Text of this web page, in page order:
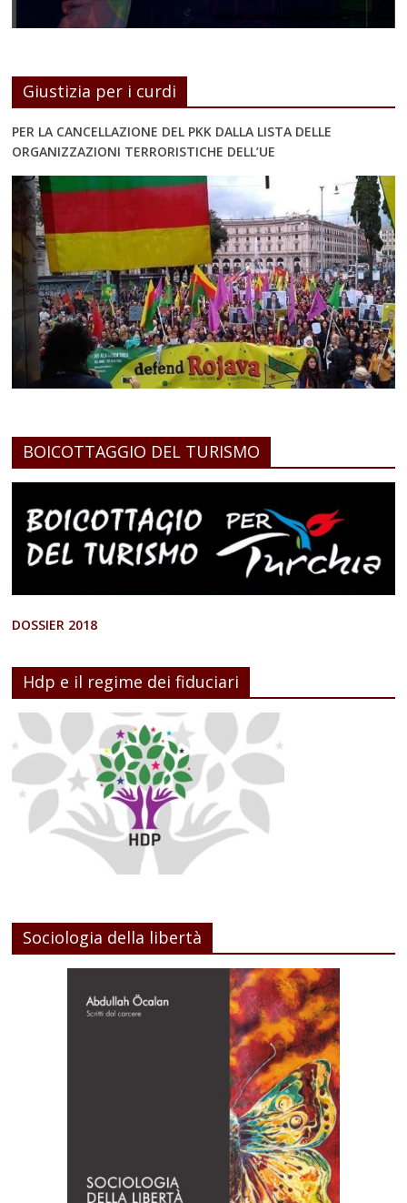
Giustizia per i curdi
PER LA CANCELLAZIONE DEL PKK DALLA LISTA DELLE
ORGANIZZAZIONI TERRORISTICHE DELL’UE
BOICOTTAGGIO DEL TURISMO
DOSSIER 2018
Hdp e il regime dei fiduciari
Sociologia della libertà